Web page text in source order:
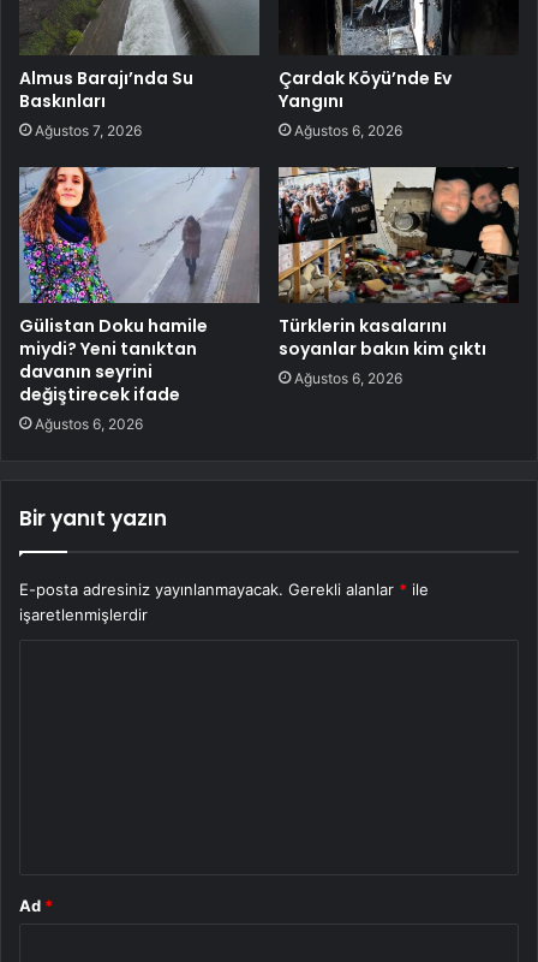
Almus Barajı’nda Su
Baskınları
Ağustos 7, 2026
Çardak Köyü’nde Ev
Yangını
Ağustos 6, 2026
Gülistan Doku hamile
miydi? Yeni tanıktan
davanın seyrini
değiştirecek ifade
Ağustos 6, 2026
Türklerin kasalarını
soyanlar bakın kim çıktı
Ağustos 6, 2026
Bir yanıt yazın
E-posta adresiniz yayınlanmayacak. Gerekli alanlar * ile
işaretlenmişlerdir
Ad *